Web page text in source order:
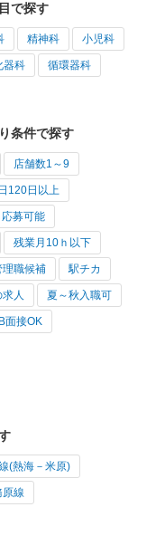
で探す
精神科 小児科
器科 循環器科
条件で探す
店舗数1～9
120日以上
募可能
残業月10ｈ以下
理職候補 駅チカ
人 夏～秋入職可
面接OK
(熱海－米原)
線